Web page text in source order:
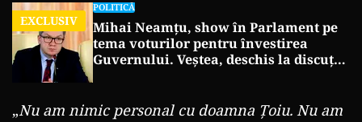
EXCLUSIV
POLITICĂ
Mihai Neamțu, show în Parlament pe
tema voturilor pentru învestirea
Guvernului. Veștea, deschis la discuții
„Nu am nimic personal cu doamna Țoiu. Nu am